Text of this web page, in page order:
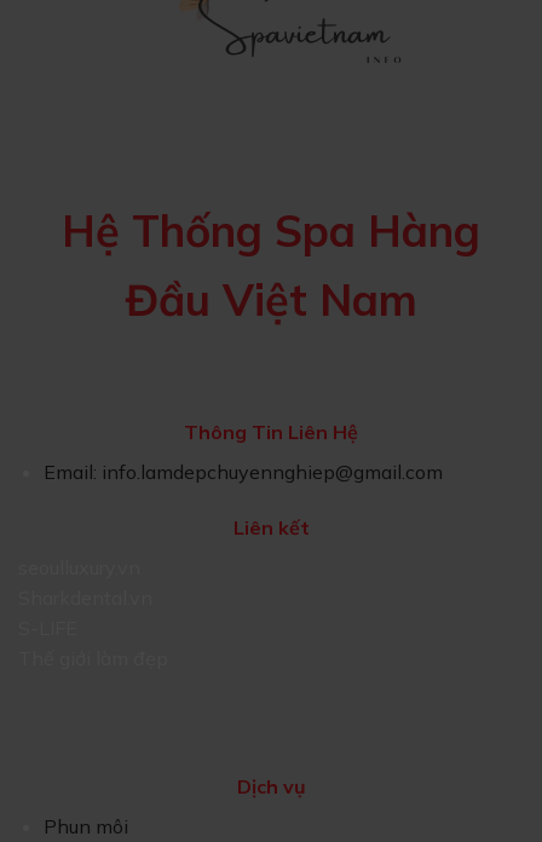
Hệ Thống Spa Hàng
Đầu Việt Nam
Thông Tin Liên Hệ
Email: info.lamdepchuyennghiep@gmail.com
Liên kết
Dịch vụ
Phun môi